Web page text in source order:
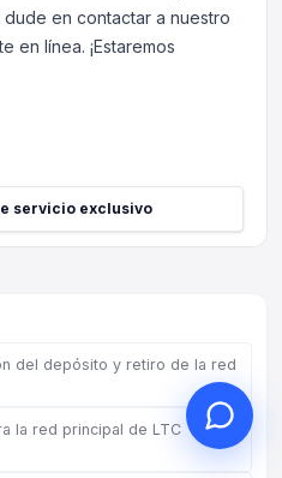
en contactar a nuestro
en línea. ¡Estaremos
servicio exclusivo
del depósito y retiro de la red
la red principal de LTC
Iniciar consulta en línea
Consultar estado del ticket